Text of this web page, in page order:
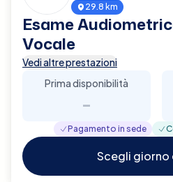
29.8 km
Esame
Vocale
Vedi altre prestazioni
Prima disponibilità
-
Pagamento in sede
Scegli giorno